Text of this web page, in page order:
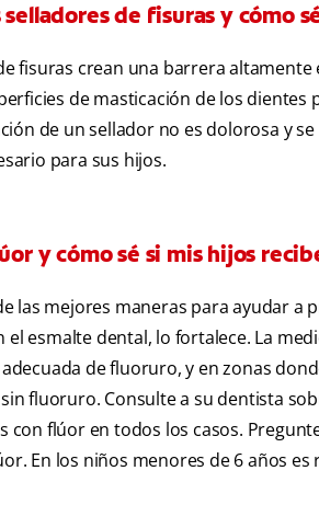
selladores de fisuras y cómo
fisuras crean una barrera
de masticación de los
de un sellador no es dolorosa y
para sus hijos.
y cómo sé si mis hijos
las mejores maneras para ayudar
el esmalte dental, lo fortalece. La
de fluoruro, y en zonas
fluoruro. Consulte a su dentista
con flúor en todos los casos.
En los niños menores de 6 años